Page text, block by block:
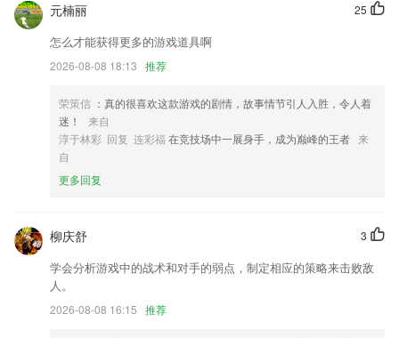
联系我们
以上就是long8下载安装app的介绍，如果您喜欢这款软件，您可以到应用
商店进行打分评论，说出您的使用经历，以帮助我们更好的对产品进行优
化修改。
25
元楠丽
怎么才能获得更多的游戏道具啊
2026-08-08 18:13 推荐
荣策信 ：真的很喜欢这款游戏的剧情，故事情节引人入胜，令人着
迷！
来自
淳于林彩 回复 连彩福 在竞技场中一展身手，成为巅峰的王者 来
自
更多回复
3
柳庆舒
学会分析游戏中的战术和对手的弱点，制定相应的策略来击败敌
人。
2026-08-08 16:15 推荐